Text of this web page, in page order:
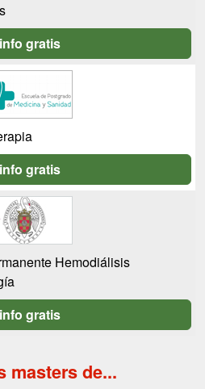
gratis
gratis
Hemodiálisis
gratis
masters de...